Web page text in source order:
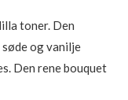
toner. Den
og vanilje
Den rene bouquet